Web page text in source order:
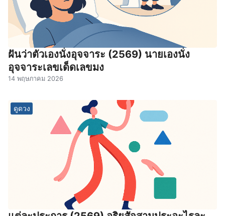
ฝันว่าตัวเองนั่งอุจจาระ (2569) นายเองนั่ง
อุจจาระเลขเด็ดเลขมง
14 พฤษภาคม 2026
ดูดวง